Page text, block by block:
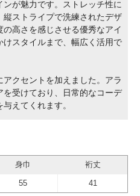
が魅力です。ストレッチ性に
ストライプで洗練されたデザ
高さを感じさせる優秀なアイ
スタイルまで、幅広く活用で
アクセントを加えました。アラ
受けており、日常的なコーデ
えてくれます。
身巾 裄丈
55 41